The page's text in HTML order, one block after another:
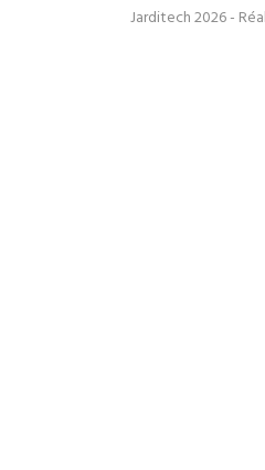
navigationJarditech 2026 -